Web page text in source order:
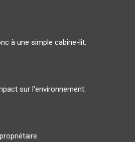
à une simple cabine-lit.
sur l'environnement.